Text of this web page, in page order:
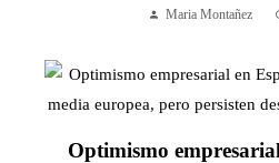
Maria Montañez
Optimismo